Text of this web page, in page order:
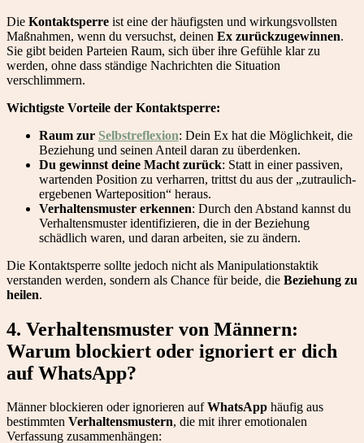
Die Kontaktsperre ist eine der häufigsten und wirkungsvollsten
Maßnahmen, wenn du versuchst, deinen Ex zurückzugewinnen.
Sie gibt beiden Parteien Raum, sich über ihre Gefühle klar zu
werden, ohne dass ständige Nachrichten die Situation
verschlimmern.
Wichtigste Vorteile der Kontaktsperre:
Raum zur Selbstreflexion: Dein Ex hat die Möglichkeit, die
Beziehung und seinen Anteil daran zu überdenken.
Du gewinnst deine Macht zurück: Statt in einer passiven,
wartenden Position zu verharren, trittst du aus der „zutraulich-
ergebenen Warteposition“ heraus.
Verhaltensmuster erkennen: Durch den Abstand kannst du
Verhaltensmuster identifizieren, die in der Beziehung
schädlich waren, und daran arbeiten, sie zu ändern.
Die Kontaktsperre sollte jedoch nicht als Manipulationstaktik
verstanden werden, sondern als Chance für beide, die Beziehung zu
heilen.
4. Verhaltensmuster von Männern:
Warum blockiert oder ignoriert er dich
auf WhatsApp?
Männer blockieren oder ignorieren aufWhatsApp häufig aus
bestimmten Verhaltensmustern, die mit ihrer emotionalen
Verfassung zusammenhängen: